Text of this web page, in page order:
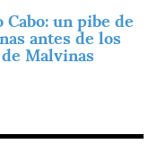
Cabo: un pibe de
antes de los
Malvinas